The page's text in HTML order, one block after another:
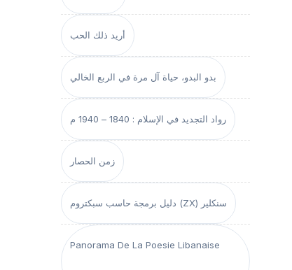
أريد ذلك الحب
بدو البدو، حياة آل مرة في الربع الخالي
رواد التجديد في الإسلام : 1840 – 1940 م
زمن الحصار
دليل برمجة حاسب سبكتروم (ZX) سنكلير
Panorama De La Poesie Libanaise